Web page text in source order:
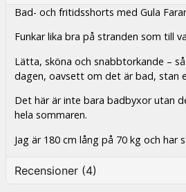
Bad- och fritidsshorts med Gula
Funkar lika bra på stranden som till
Lätta, sköna och snabbtorkande –
dagen, oavsett om det är bad, stan
Det här är inte bara badbyxor utan
hela sommaren.
Jag är 180 cm lång på 70 kg och har
Recensioner (4)